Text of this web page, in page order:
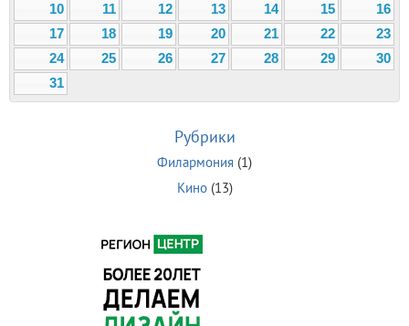
10
11 12 13 14 15
16
17
18 19 20 21 22
23
24
25 26 27 28 29
30
31
Рубрики
Филармония (1)
Кино(13)